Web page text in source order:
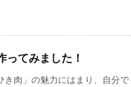
ってみました！
き肉」の魅力にはまり、自分